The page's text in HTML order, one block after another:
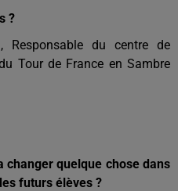
?
Responsable du centre de
Tour de France en Sambre
changer quelque chose dans
futurs élèves ?